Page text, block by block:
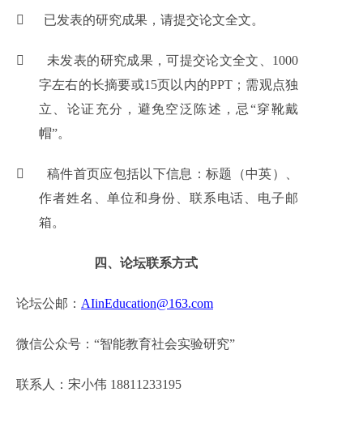
 已发表的研究成果，请提交论文全文。

未发表的研究成果，可提交论文全文、1000
字左右的长摘要或15页以内的PPT；需观点独
立、论证充分，避免空泛陈述，忌“穿靴戴
帽”。

稿件首页应包括以下信息：标题（中英）、
作者姓名、单位和身份、联系电话、电子邮
箱。
四、论坛联系方式
论坛公邮： AIinEducation@163.com
微信公众号：“智能教育社会实验研究”
联系人：宋小伟 18811233195